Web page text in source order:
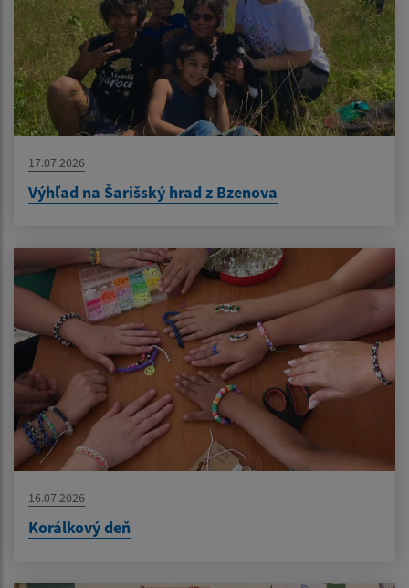
17.07.2026
Výhľad na Šarišský hrad z Bzenova
16.07.2026
Korálkový deň